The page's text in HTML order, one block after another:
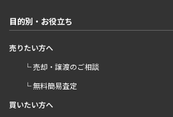
目的別・お役立ち
売りたい方へ
└ 売却・譲渡のご相談
└ 無料簡易査定
買いたい方へ